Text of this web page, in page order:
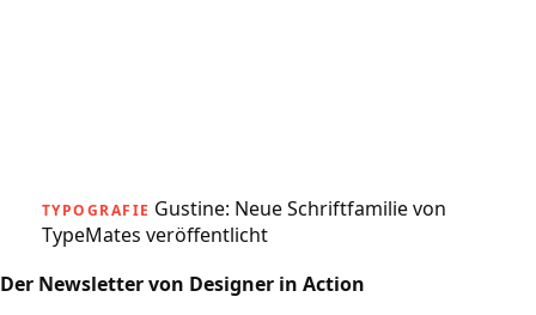
TYPOGRAFIE Gustine: Neue Schriftfamilie von
TypeMates veröffentlicht
Der Newsletter von Designer in Action